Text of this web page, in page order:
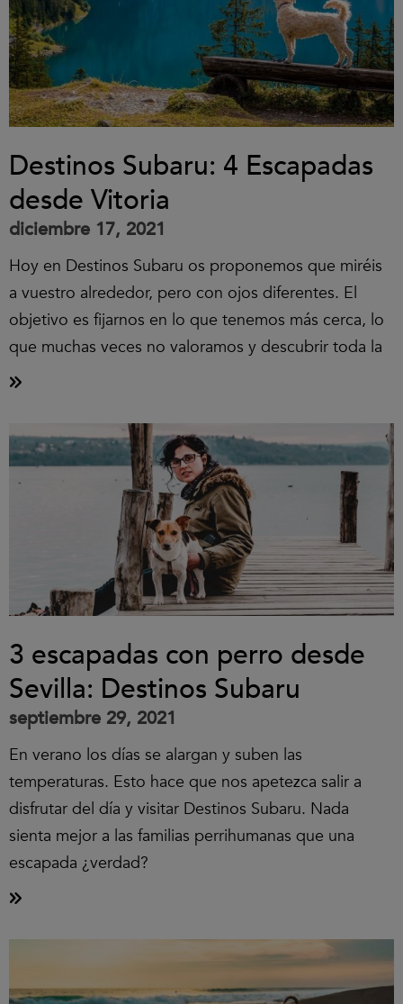
Destinos Subaru: 4 Escapadas
desde Vitoria
diciembre 17, 2021
Hoy en Destinos Subaru os proponemos que miréis
a vuestro alrededor, pero con ojos diferentes. El
objetivo es fijarnos en lo que tenemos más cerca, lo
que muchas veces no valoramos y descubrir toda la
3 escapadas con perro desde
Sevilla: Destinos Subaru
septiembre 29, 2021
En verano los días se alargan y suben las
temperaturas. Esto hace que nos apetezca salir a
disfrutar del día y visitar Destinos Subaru. Nada
sienta mejor a las familias perrihumanas que una
escapada ¿verdad?